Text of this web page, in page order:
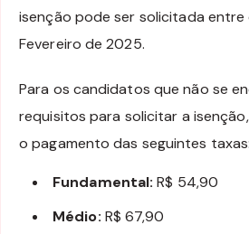
isenção pode ser solicitada entre
Fevereiro de 2025.
Para os candidatos que não se
requisitos para solicitar a
o pagamento das seguintes taxas:
Fundamental:R$ 54,90
Médio: R$ 67,90